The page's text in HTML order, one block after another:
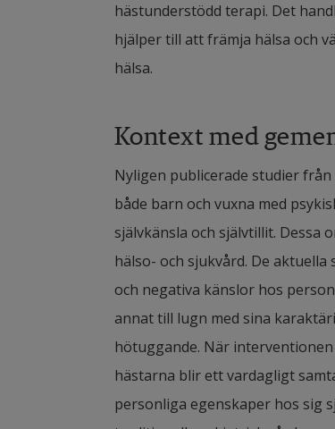
hästunderstödd terapi. Det
hjälper till att främja hälsa och
hälsa.
Kontext med
Nyligen publicerade studier
både barn och vuxna med
självkänsla och självtillit. Dessa
hälso- och sjukvård. De
och negativa känslor hos
annat till lugn med sina
hötuggande. När
hästarna blir ett vardagligt
personliga egenskaper hos sig